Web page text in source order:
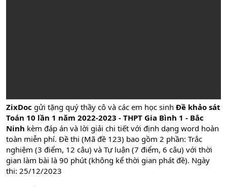
ZixDoc gửi tặng quý thầy cô và các em học sinh Đề khảo sát
Toán 10 lần 1 năm 2022-2023 - THPT Gia Bình 1 - Bắc
Ninh kèm đáp án và lời giải chi tiết với định dạng word hoàn
toàn miễn phí. Đề thi (Mã đề 123) bao gồm 2 phần: Trắc
nghiệm (3 điểm, 12 câu) và Tự luận (7 điểm, 6 câu) với thời
gian làm bài là 90 phút (không kể thời gian phát đề). Ngày
thi: 25/12/2023